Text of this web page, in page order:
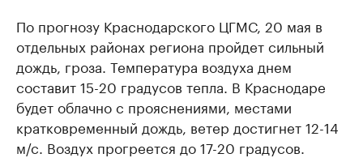
По прогнозу Краснодарского ЦГМС, 20 мая в
отдельных районах региона пройдет сильный
дождь, гроза. Температура воздуха днем
составит 15-20 градусов тепла. В Краснодаре
будет облачно с прояснениями, местами
кратковременный дождь, ветер достигнет 12-14
м/с. Воздух прогреется до 17-20 градусов.